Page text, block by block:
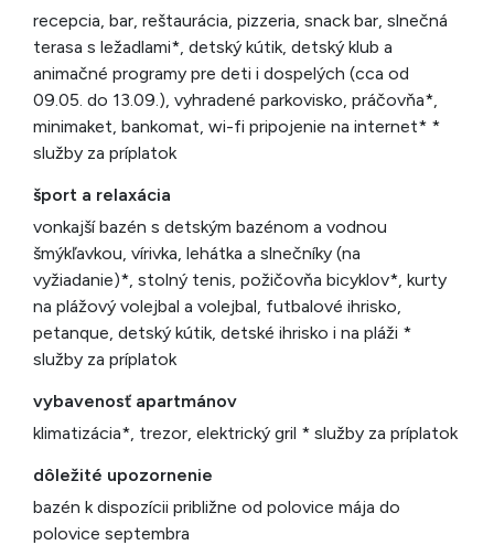
recepcia, bar, reštaurácia, pizzeria, snack bar, slnečná
terasa s ležadlami*, detský kútik, detský klub a
animačné programy pre deti i dospelých (cca od
09.05. do 13.09.), vyhradené parkovisko, práčovňa*,
minimaket, bankomat, wi-fi pripojenie na internet* *
služby za príplatok
šport a relaxácia
vonkajší bazén s detským bazénom a vodnou
šmýkľavkou, vírivka, lehátka a slnečníky (na
vyžiadanie)*, stolný tenis, požičovňa bicyklov*, kurty
na plážový volejbal a volejbal, futbalové ihrisko,
petanque, detský kútik, detské ihrisko i na pláži *
služby za príplatok
vybavenosť apartmánov
klimatizácia*, trezor, elektrický gril * služby za príplatok
dôležité upozornenie
bazén k dispozícii približne od polovice mája do
polovice septembra